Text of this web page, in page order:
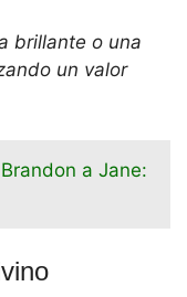
brillante o una
un valor
a Jane: